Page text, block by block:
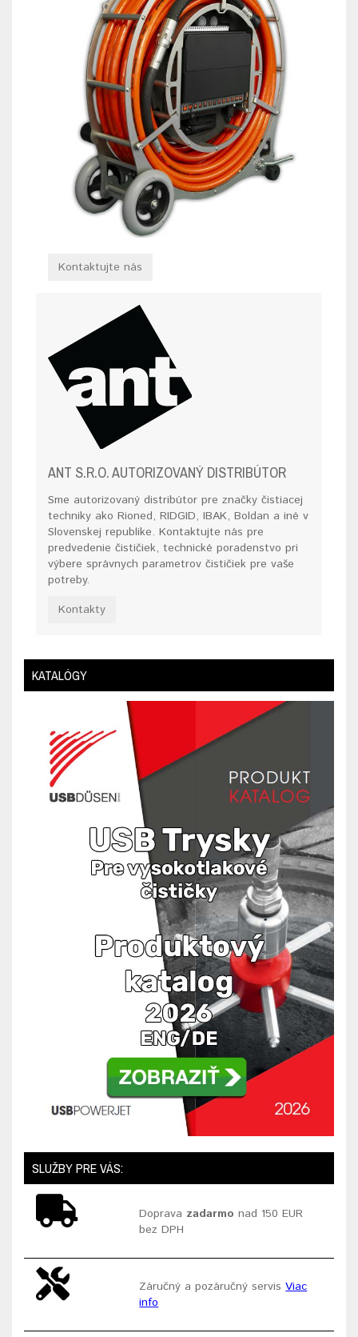
Kontaktujte nás
ANT S.R.O. AUTORIZOVANÝ DISTRIBÚTOR
Sme autorizovaný distribútor pre značky čistiacej
techniky ako Rioned, RIDGID, IBAK, Boldan a iné v
Slovenskej republike. Kontaktujte nás pre
predvedenie čističiek, technické poradenstvo pri
výbere správnych parametrov čističiek pre vaše
potreby.
Kontakty
KATALÓGY
SLUŽBY PRE VÁS:
Doprava zadarmo nad 150 EUR
bez DPH
Záručný a pozáručný servisViac
info